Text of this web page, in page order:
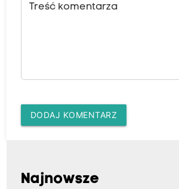
Treść komentarza
DODAJ KOMENTARZ
Najnowsze